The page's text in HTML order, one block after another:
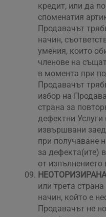
кредит, или да
споменатия
Продавачът
начин,
умения, които
членове на
в момента при
Продавачът
избор на
страна за
дефектни Услуги
извършвани
при получаване
за дефекта(ите)
от изпълнението
или трета
начин, който е
Продавачът не